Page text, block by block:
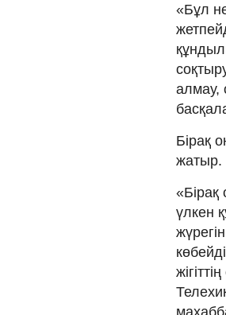
«Бұл
алмау,
Бірақ
жатыр.
«Бірақ
үлкен